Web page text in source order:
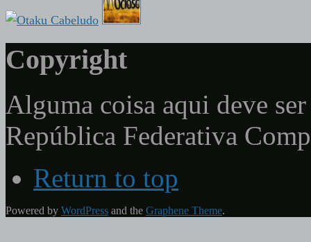
Copyright
Alguma coisa aqui deve
República Federativa
Return to top
Powered by WordPress and the Graphene Theme.